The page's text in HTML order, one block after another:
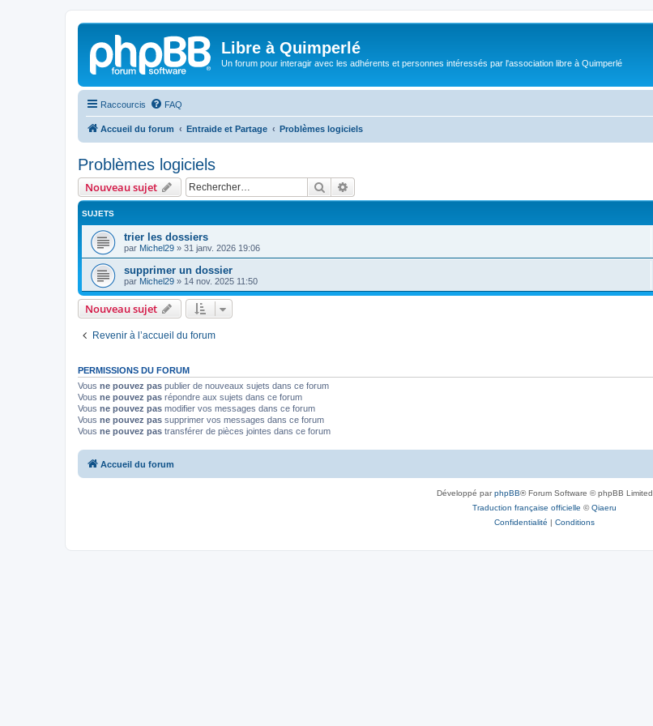
Libre à Quimperlé
Un forum pour interagir avec les adhérents et personnes intéressés par l'association libre à Quimperlé
Raccourcis FAQ
Accueil du forum Entraide et Partage Problèmes logiciels
Problèmes logiciels
Nouveau sujet Rechercher
SUJETS
trier les dossiers
par Michel29 » 31 janv. 2026 19:06
supprimer un dossier
par Michel29 » 14 nov. 2025 11:50
Nouveau sujet
Revenir à l’accueil du forum
PERMISSIONS DU FORUM
Vous ne pouvez pas publier de nouveaux sujets dans ce forum
Vous ne pouvez pas répondre aux sujets dans ce forum
Vous ne pouvez pas modifier vos messages dans ce forum
Vous ne pouvez pas supprimer vos messages dans ce forum
Vous ne pouvez pas transférer de pièces jointes dans ce forum
Accueil du forum
Développé parphpBB® Forum Software © phpBB Limited
Traduction française officielle ©Qiaeru
Confidentialité | Conditions